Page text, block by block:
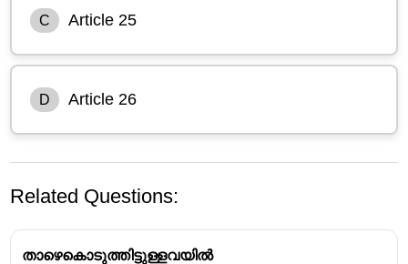
C Article 25
D Article 26
Related Questions:
താഴെകൊടുത്തിട്ടുള്ളവയിൽ